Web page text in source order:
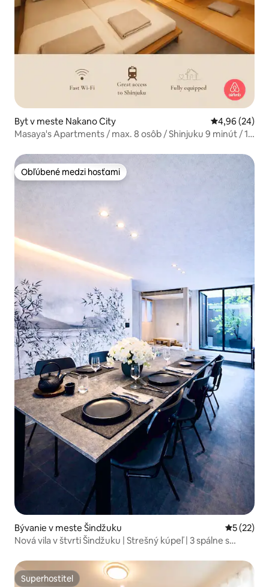
Byt v meste Nakano City Priemerné
4,96 (24)
Masaya's Apartments / max. 8 osôb / Shinjuku 9 minút / 1
minút / stanica.
Obľúbené medzi hosťami
Obľúbené medzi hosťami
Bývanie v meste Šindžuku
5 (22)
Nová vila v štvrti Šindžuku | Strešný kúpeľ | 3 spálne s
Superhostiteľ
Superhostiteľ